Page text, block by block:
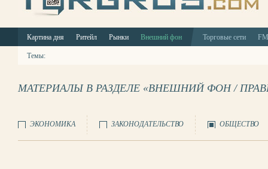
Картина дня Ритейл Рынки Внешний фон Торговые сети
Темы:
МАТЕРИАЛЫ В РАЗДЕЛЕ «ВНЕШНИЙ ФОН /
ЭКОНОМИКА ЗАКОНОДАТЕЛЬСТВО ОБЩЕСТВО